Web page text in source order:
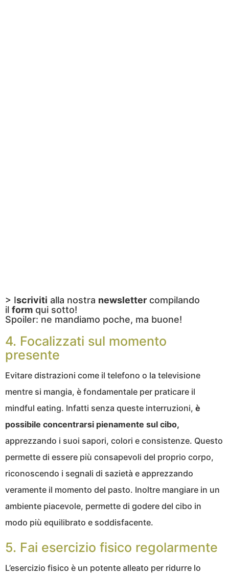
> Iscriviti alla nostra newsletter compilando
il form qui sotto!
Spoiler: ne mandiamo poche, ma buone!
4. Focalizzati sul momento
presente
Evitare distrazioni come il telefono o la televisione
mentre si mangia, è fondamentale per praticare il
mindful eating. Infatti senza queste interruzioni, è
possibile concentrarsi pienamente sul cibo,
apprezzando i suoi sapori, colori e consistenze. Questo
permette di essere più consapevoli del proprio corpo,
riconoscendo i segnali di sazietà e apprezzando
veramente il momento del pasto. Inoltre mangiare in un
ambiente piacevole, permette di godere del cibo in
modo più equilibrato e soddisfacente.
5. Fai esercizio fisico regolarmente
L’esercizio fisico è un potente alleato per ridurre lo